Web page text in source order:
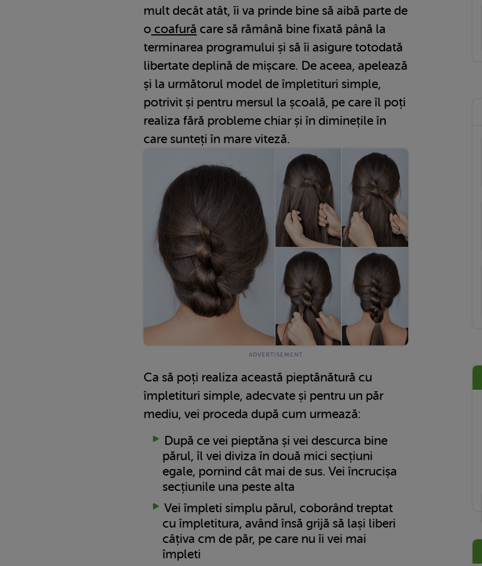
mult decât atât, îi va prinde bine să aibă parte de
o coafură care să rămână bine fixată până la
terminarea programului și să îi asigure totodată
libertate deplină de mișcare. De aceea, apelează
și la următorul model de împletituri simple,
potrivit și pentru mersul la școală, pe care îl poți
realiza fără probleme chiar și în diminețile în
care sunteți în mare viteză.
Ca să poți realiza această pieptănătură cu
împletituri simple, adecvate și pentru un păr
mediu, vei proceda după cum urmează:
După ce vei pieptăna și vei descurca bine
părul, îl vei diviza în două mici secțiuni
egale, pornind cât mai de sus. Vei încrucișa
secțiunile una peste alta
Vei împleti simplu părul, coborând treptat
cu împletitura, având însă grijă să lași liberi
câțiva cm de păr, pe care nu îi vei mai
împleti